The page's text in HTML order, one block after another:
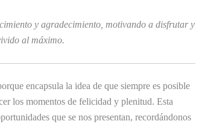
y agradecimiento, motivando a disfrutar y
al máximo.
encapsula la idea de que siempre es posible
los momentos de felicidad y plenitud. Esta
que se nos presentan, recordándonos